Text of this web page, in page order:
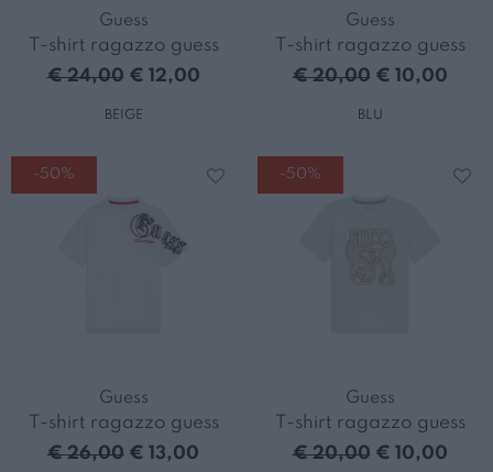
Guess
T-shirt ragazzo guess
€ 24,00 € 12,00
BEIGE
Guess
T-shirt ragazzo guess
€ 20,00 € 10,00
BLU
-50%
Guess
T-shirt ragazzo guess
€ 26,00 € 13,00
-50%
Guess
T-shirt ragazzo guess
€ 20,00 € 10,00